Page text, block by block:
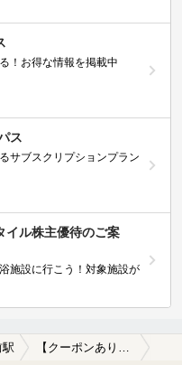
！お得な情報を掲載中
ス
サブスクリプションプラン
イル株主優待のご案
施設に行こう！対象施設が
駅 【クーポンあり】女子旅・女子会におすすめの大塚駅前駅近くの温泉、日帰り温泉、スーパー銭湯おすすめ